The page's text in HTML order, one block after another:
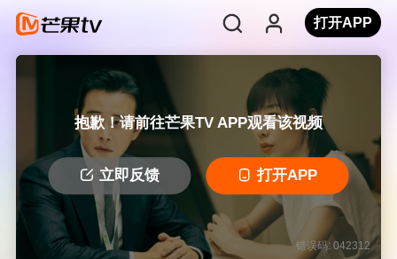
打开APP
抱歉！请前往芒果TV APP观看该视频
立即反馈 打开APP
错误码: 042312